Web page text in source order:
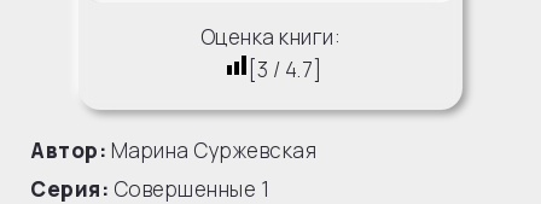
Оценка книги:
3 / 4.7
Автор: Марина Суржевская
Серия: Совершенные 1